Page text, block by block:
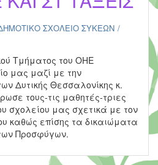
ΣΧΟΛΕΙΟ ΣΥΚΕΩΝ
Τμήματος του ΟΗΕ
μας μαζί με την
Δυτικής Θεσσαλονίκης κ.
τους-τις μαθητές-τριες
σχολείου μας σχετικά με τον
καθώς επίσης τα δικαιώματα
Προσφύγων.